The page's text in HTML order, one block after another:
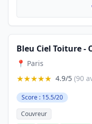
Bleu Ciel Toiture -
📍 Paris
★★★★★ 4.9/5 (90
Score : 15.5/20
Couvreur